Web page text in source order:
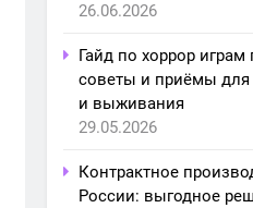
26.06.2026
Гайд по хоррор играм
советы и приёмы для
и выживания
29.05.2026
Контрактное
России: выгодное